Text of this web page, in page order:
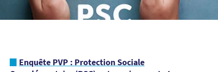
Enquête PVP : Protection Sociale